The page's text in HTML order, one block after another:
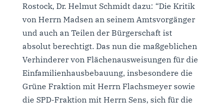
Rostock, Dr. Helmut Schmidt dazu: “Die Kritik
von Herrn Madsen an seinem Amtsvorgänger
und auch an Teilen der Bürgerschaft ist
absolut berechtigt. Das nun die maßgeblichen
Verhinderer von Flächenausweisungen für die
Einfamilienhausbebauung, insbesondere die
Grüne Fraktion mit Herrn Flachsmeyer sowie
die SPD-Fraktion mit Herrn Sens, sich für die